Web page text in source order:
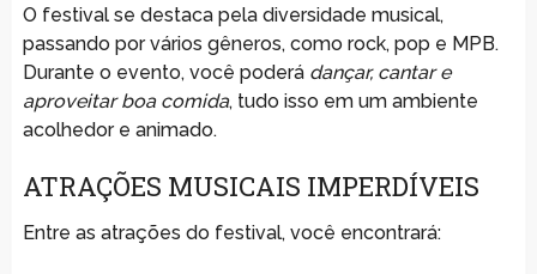
O festival se destaca pela diversidade musical,
passando por vários gêneros, como rock, pop e MPB.
Durante o evento, você poderá dançar, cantar e
aproveitar boa comida, tudo isso em um ambiente
acolhedor e animado.
ATRAÇÕES MUSICAIS IMPERDÍVEIS
Entre as atrações do festival, você encontrará: